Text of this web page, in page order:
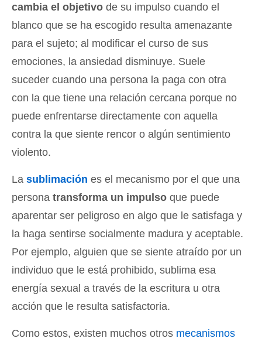
cambia el objetivo de su impulso cuando el
blanco que se ha escogido resulta amenazante
para el sujeto; al modificar el curso de sus
emociones, la ansiedad disminuye. Suele
suceder cuando una persona la paga con otra
con la que tiene una relación cercana porque no
puede enfrentarse directamente con aquella
contra la que siente rencor o algún sentimiento
violento.
La sublimación es el mecanismo por el que una
persona transforma un impulso que puede
aparentar ser peligroso en algo que le satisfaga y
la haga sentirse socialmente madura y aceptable.
Por ejemplo, alguien que se siente atraído por un
individuo que le está prohibido, sublima esa
energía sexual a través de la escritura u otra
acción que le resulta satisfactoria.
Como estos, existen muchos otros mecanismos